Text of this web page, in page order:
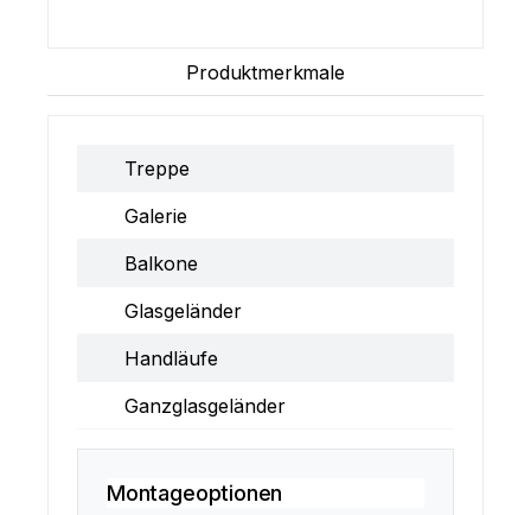
Produktmerkmale
Treppe
Galerie
Balkone
Glasgeländer
Handläufe
Ganzglasgeländer
Montageoptionen